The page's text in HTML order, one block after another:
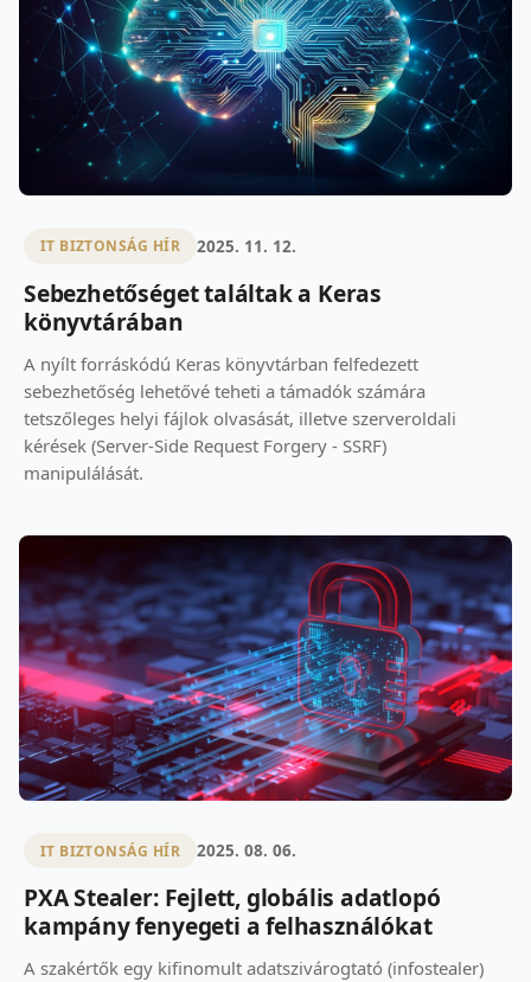
IT BIZTONSÁG HÍR 2025. 11. 12.
Sebezhetőséget találtak a Keras
könyvtárában
A nyílt forráskódú Keras könyvtárban felfedezett
sebezhetőség lehetővé teheti a támadók számára
tetszőleges helyi fájlok olvasását, illetve szerveroldali
kérések (Server-Side Request Forgery - SSRF)
manipulálását.
IT BIZTONSÁG HÍR 2025. 08. 06.
PXA Stealer: Fejlett, globális adatlopó
kampány fenyegeti a felhasználókat
A szakértők egy kifinomult adatszivárogtató (infostealer)